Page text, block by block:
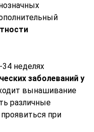
неделях
заболеваний у
вынашивание
различные
при